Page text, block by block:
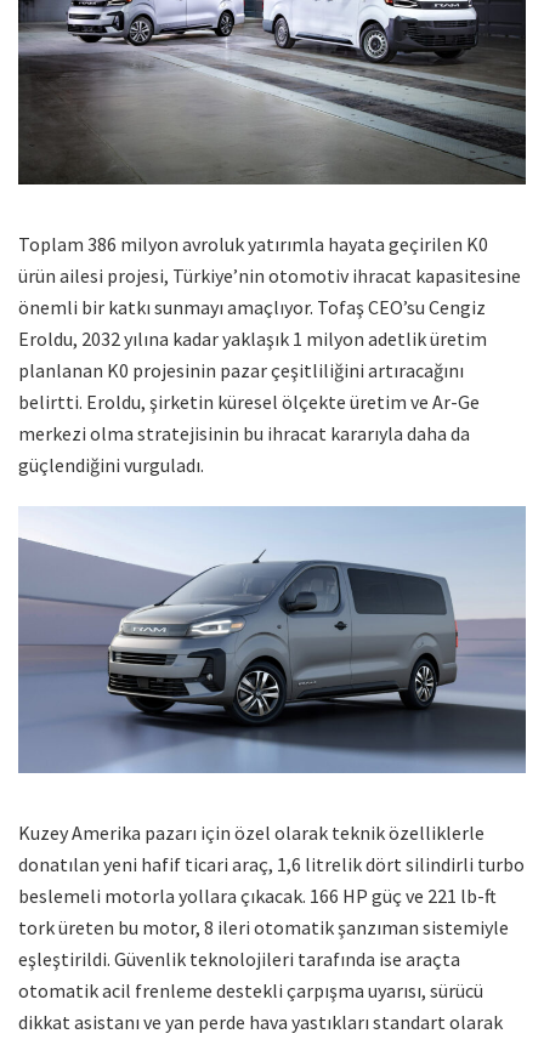
Toplam 386 milyon avroluk yatırımla hayata geçirilen K0
ürün ailesi projesi, Türkiye’nin otomotiv ihracat kapasitesine
önemli bir katkı sunmayı amaçlıyor. Tofaş CEO’su Cengiz
Eroldu, 2032 yılına kadar yaklaşık 1 milyon adetlik üretim
planlanan K0 projesinin pazar çeşitliliğini artıracağını
belirtti. Eroldu, şirketin küresel ölçekte üretim ve Ar-Ge
merkezi olma stratejisinin bu ihracat kararıyla daha da
güçlendiğini vurguladı.
Kuzey Amerika pazarı için özel olarak teknik özelliklerle
donatılan yeni hafif ticari araç, 1,6 litrelik dört silindirli turbo
beslemeli motorla yollara çıkacak. 166 HP güç ve 221 lb-ft
tork üreten bu motor, 8 ileri otomatik şanzıman sistemiyle
eşleştirildi. Güvenlik teknolojileri tarafında ise araçta
otomatik acil frenleme destekli çarpışma uyarısı, sürücü
dikkat asistanı ve yan perde hava yastıkları standart olarak